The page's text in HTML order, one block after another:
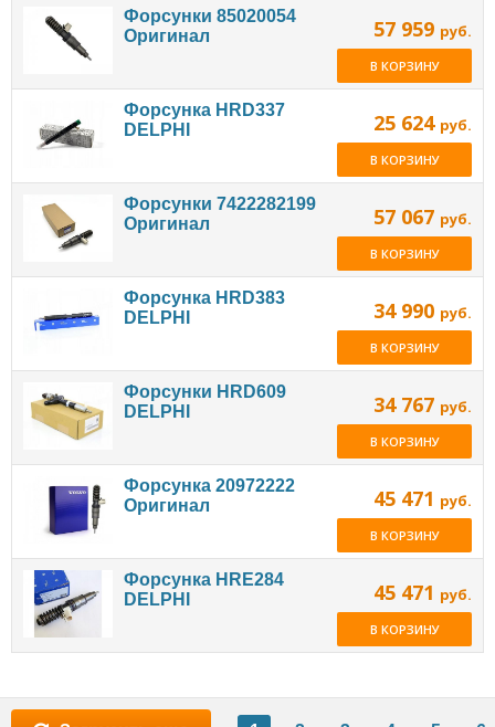
Форсунки 85020054
Оригинал
57 959 руб.
В КОРЗИНУ
Форсунка HRD337
DELPHI
25 624 руб.
В КОРЗИНУ
Форсунки 7422282199
Оригинал
57 067 руб.
В КОРЗИНУ
Форсунка HRD383
DELPHI
34 990 руб.
В КОРЗИНУ
Форсунки HRD609
DELPHI
34 767 руб.
В КОРЗИНУ
Форсунка 20972222
Оригинал
45 471 руб.
В КОРЗИНУ
Форсунка HRE284
DELPHI
45 471 руб.
В КОРЗИНУ